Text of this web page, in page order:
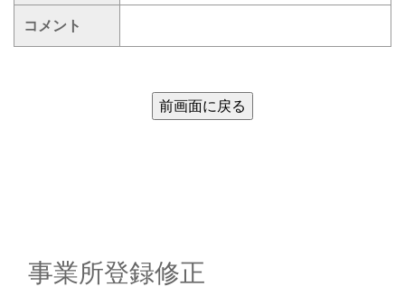
コメント
事業所登録修正